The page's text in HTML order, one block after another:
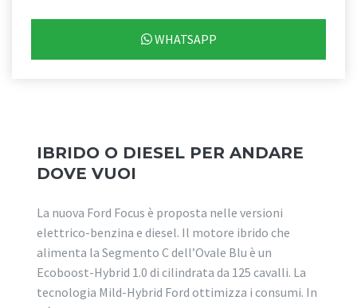
WHATSAPP
IBRIDO O DIESEL PER ANDARE
DOVE VUOI
La nuova Ford Focus è proposta nelle versioni
elettrico-benzina e diesel. Il motore ibrido che
alimenta la Segmento C dell’Ovale Blu è un
Ecoboost-Hybrid 1.0 di cilindrata da 125 cavalli. La
tecnologia Mild-Hybrid Ford ottimizza i consumi. In